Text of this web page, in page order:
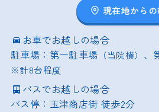
現在地から
お車でお越しの場合
駐車場：第一駐車場 （当院横） 、
※計8台程度
バスでお越しの場合
バス停：玉津商店街 徒歩2分